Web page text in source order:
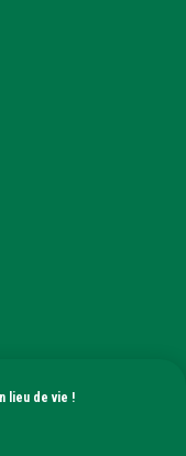
lieu de vie !